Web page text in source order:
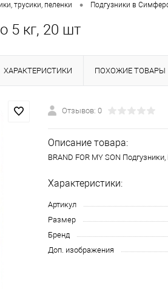
трусики, пеленки • Подгузники в
5 кг, 20 шт
ХАРАКТЕРИСТИКИ ПОХОЖИЕ ТОВАРЫ
Отзывов: 0
Описание товара:
BRAND FOR MY SON
Характеристики:
Артикул
Размер
Бренд
Доп. изображения